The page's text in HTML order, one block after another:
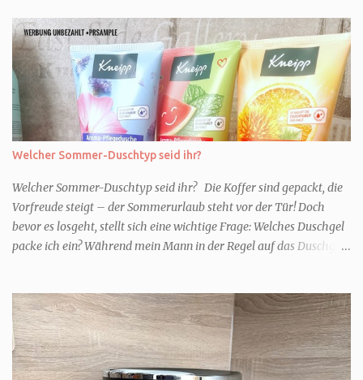
Welcher Sommer-Duschtyp seid ihr?
Welcher Sommer-Duschtyp seid ihr? Die Koffer sind gepackt, die
Vorfreude steigt – der Sommerurlaub steht vor der Tür! Doch
bevor es losgeht, stellt sich eine wichtige Frage: Welches Duschgel
packe ich ein? Während mein Mann in der Regel auf das Duschgel
Urlaub Entspannung und Wellness. Falls ihr ähnlich denkt, lasst
uns doch herausfinden, welcher Duschtyp ihr seid. TYP
GENIESSER Egal, ob Strand oder Städtetrip - für euch gehört
gutes Essen, ein guter Wein oder Cocktail, vielleicht ein gutes Buch